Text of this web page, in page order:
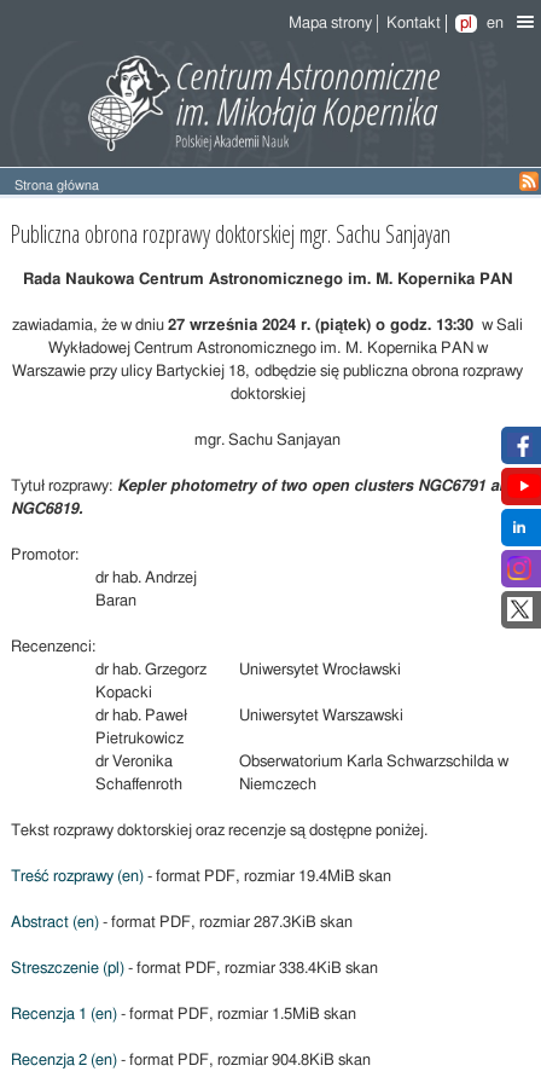
Mapa strony Kontakt pl en
Strona główna
Publiczna
obrona
rozprawy
mgr.
Sachu
Sanjayan
Publiczna obrona rozprawy doktorskiej mgr. Sachu Sanjayan
Rada Naukowa Centrum Astronomicznego im. M. Kopernika PAN
zawiadamia, że w dniu27 września 2024 r. (piątek) o godz. 13:30 w Sali
Wykładowej Centrum Astronomicznego im. M. Kopernika PAN w
Warszawie przy ulicy Bartyckiej 18, odbędzie się publiczna obrona rozprawy
doktorskiej
mgr. Sachu Sanjayan
Tytuł rozprawy: Kepler photometry of two open clusters NGC6791 and
NGC6819.
Promotor:
dr hab. Andrzej
Baran
Recenzenci:
dr hab. Grzegorz
Kopacki
Uniwersytet Wrocławski
dr hab. Paweł
Pietrukowicz
Uniwersytet Warszawski
dr Veronika
Schaffenroth
Obserwatorium Karla Schwarzschilda w
Niemczech
Tekst rozprawy doktorskiej oraz recenzje są dostępne poniżej.
Treść rozprawy (en)- format PDF, rozmiar 19.4MiB skan
Abstract (en)- format PDF, rozmiar 287.3KiB skan
Streszczenie (pl)- format PDF, rozmiar 338.4KiB skan
Recenzja 1 (en)- format PDF, rozmiar 1.5MiB skan
Recenzja 2 (en)- format PDF, rozmiar 904.8KiB skan